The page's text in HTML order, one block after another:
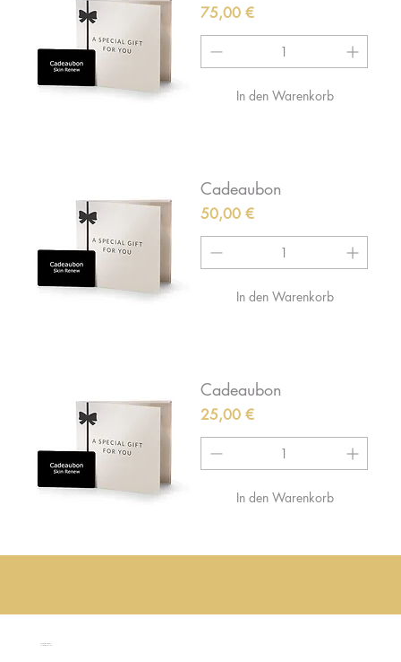
Preis
75,00 €
In den Warenkorb
Cadeaubon
Preis
50,00 €
In den Warenkorb
Cadeaubon
Preis
25,00 €
In den Warenkorb